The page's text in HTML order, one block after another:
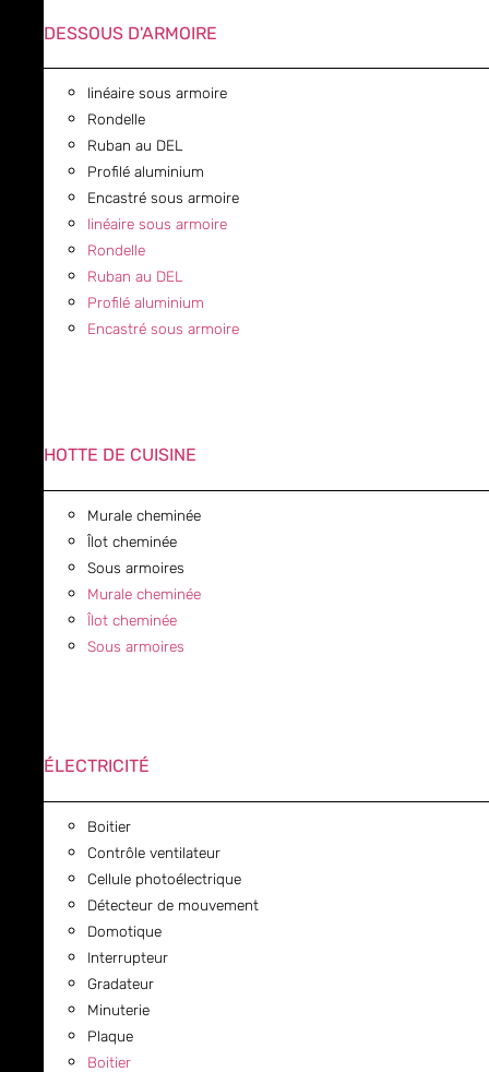
DESSOUS D'ARMOIRE
linéaire sous armoire
Rondelle
Ruban au DEL
Profilé aluminium
Encastré sous armoire
linéaire sous armoire
Rondelle
Ruban au DEL
Profilé aluminium
Encastré sous armoire
HOTTE DE CUISINE
Murale cheminée
Îlot cheminée
Sous armoires
Murale cheminée
Îlot cheminée
Sous armoires
ÉLECTRICITÉ
Boitier
Contrôle ventilateur
Cellule photoélectrique
Détecteur de mouvement
Domotique
Interrupteur
Gradateur
Minuterie
Plaque
Boitier